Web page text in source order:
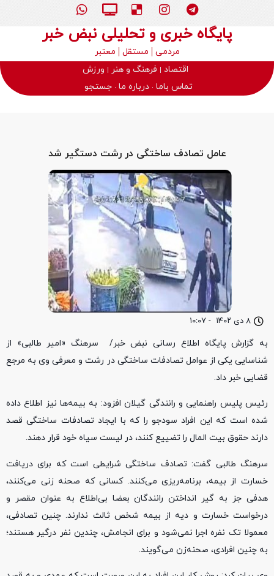
پایگاه خبری و تحلیلی نبض خبر
مردمی مستقل
معتبر
اقتصاد
فرهنگ و هنر
ورزش
تماس باما درباره ما جستجو
۸ دی ۱۴۰۲ - ۱۰:۰۷
عامل تصادف ساختگی در رشت دستگیر شد
به گزارش پایگاه اطلاع رسانی نبض خبر/ سرهنگ «امیر طالبی» از
شناسایی یکی از عوامل تصادفات ساختگی در رشت و معرفی وی به مرجع
قضایی خبر داد.
رئیس پلیس راهنمایی و رانندگی گیلان افزود: به بیمه‌ها نیز اطلاع داده
شده است که این افراد سودجو را که با ایجاد تصادفات ساختگی قصد
دارند حقوق بیت المال را تضییع کنند، در لیست سیاه خود قرار دهند.
سرهنگ طالبی گفت: تصادف ساختگی شرایطی است که برای دریافت
خسارت از بیمه، برنامه‌ریزی می‌کنند. کسانی که صحنه زنی می‌کنند،
هدفی جز به گیر انداختن رانندگان بعضا بی‌اطلاع به عنوان مقصر و
درخواست خسارت و دیه از بیمه شخص ثالث ندارند. چنین تصادفی،
معمولا تک نفره اجرا نمی‌شود و برای انجامش، چندین نفر درگیر هستند؛
به چنین افرادی، صحنه‌زن می‌گویند.